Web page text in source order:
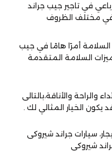
في تاجير جيب جراند
في مختلف الظروف
السلامة أمرًا هامًا في جيب
السلامة المتقدمة
والأناقة،بالتالى
يكون الخيار المثالي لك .
سيارات جراند شيروكى
شيروكى